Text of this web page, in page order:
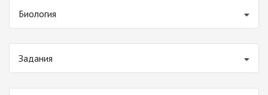
Биология
Задания